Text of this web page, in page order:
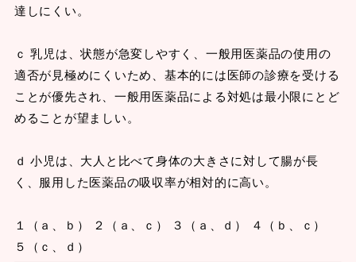
達しにくい。
ｃ 乳児は、状態が急変しやすく、一般用医薬品の使用の
適否が見極めにくいため、基本的には医師の診療を受ける
ことが優先され、一般用医薬品による対処は最小限にとど
めることが望ましい。
ｄ 小児は、大人と比べて身体の大きさに対して腸が長
く、服用した医薬品の吸収率が相対的に高い。
１（ａ、ｂ） ２（ａ、ｃ） ３（ａ、ｄ） ４（ｂ、ｃ）
５（ｃ、ｄ）